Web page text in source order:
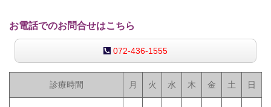
お電話でのお問合せはこちら
072-436-1555
診療時間 月 火 水 木 金 土 日